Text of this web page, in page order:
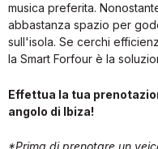
musica preferita.
abbastanza spazio per
sull'isola. Se cerchi
la Smart Forfour è la
Effettua la tua
angolo di Ibiza!
*Prima di prenotare un